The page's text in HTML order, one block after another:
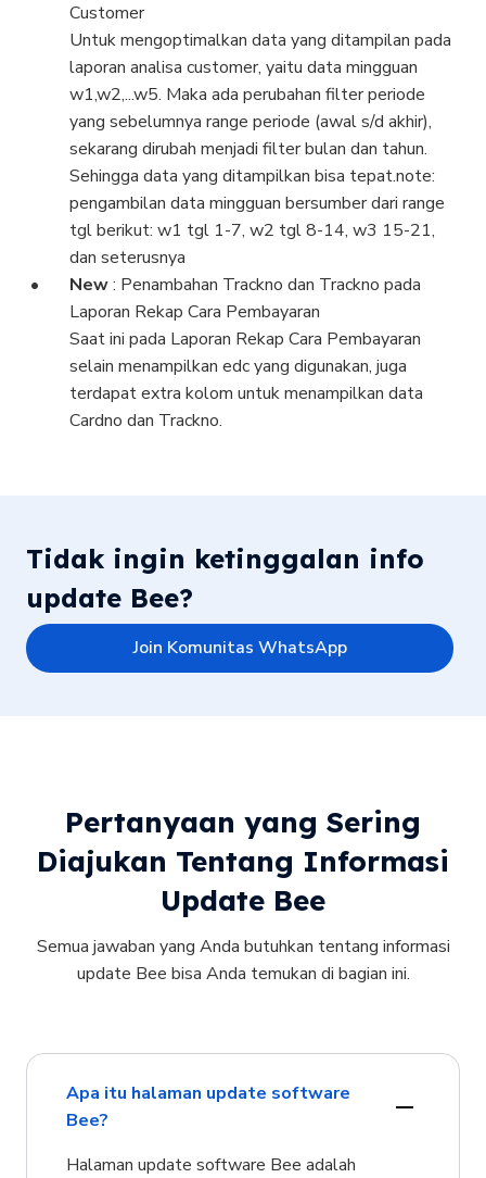
Customer
Untuk mengoptimalkan data yang ditampilan pada
laporan analisa customer, yaitu data mingguan
w1,w2,...w5. Maka ada perubahan filter periode
yang sebelumnya range periode (awal s/d akhir),
sekarang dirubah menjadi filter bulan dan tahun.
Sehingga data yang ditampilkan bisa tepat.note:
pengambilan data mingguan bersumber dari range
tgl berikut: w1 tgl 1-7, w2 tgl 8-14, w3 15-21,
dan seterusnya
New: Penambahan Trackno dan Trackno pada
Laporan Rekap Cara Pembayaran
Saat ini pada Laporan Rekap Cara Pembayaran
selain menampilkan edc yang digunakan, juga
terdapat extra kolom untuk menampilkan data
Cardno dan Trackno.
Tidak ingin ketinggalan info
update Bee?
Join Komunitas WhatsApp
Pertanyaan yang Sering
Diajukan Tentang Informasi
Update Bee
Semua jawaban yang Anda butuhkan tentang informasi
update Bee bisa Anda temukan di bagian ini.
Apa itu halaman update software
Bee?
Halaman update software Bee adalah